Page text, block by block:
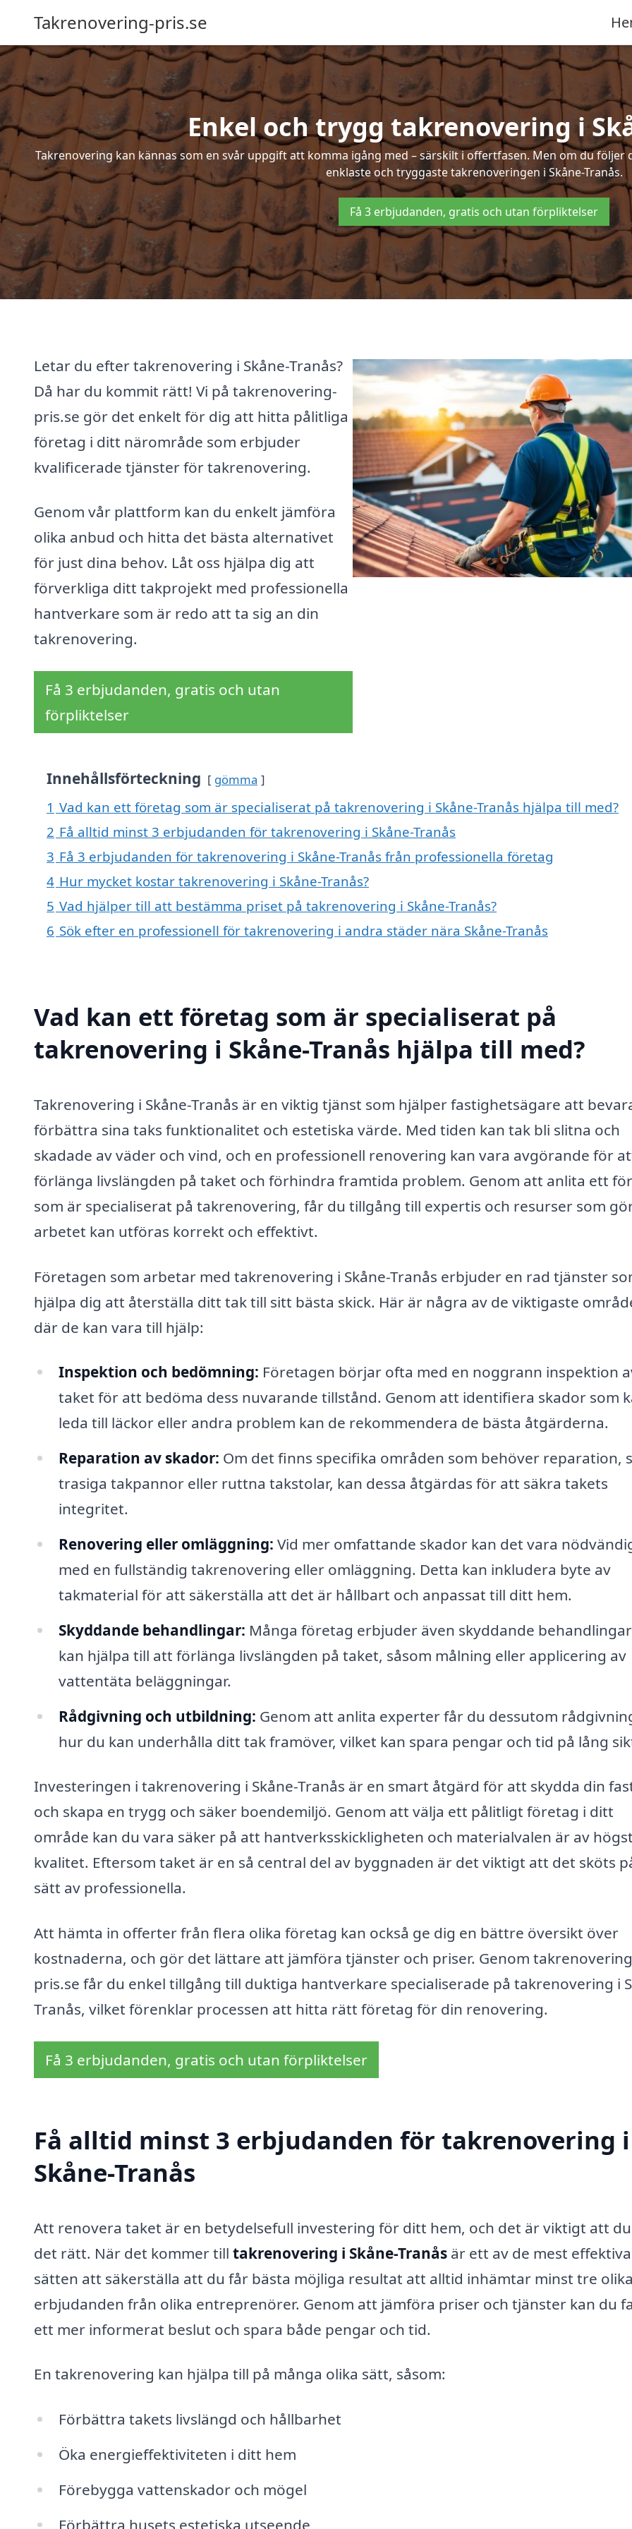
Takrenovering-pris.se
Enkel och trygg takrenovering i
Takrenovering kan kännas som en svår uppgift att komma igång med – särskilt i offertfasen. Men om du
enklaste och tryggaste takrenoveringen i Skåne-Tranås.
Få 3 erbjudanden, gratis och utan förpliktelser
Letar du efter takrenovering i Skåne-Tranås?
Då har du kommit rätt! Vi på takrenovering-
pris.se gör det enkelt för dig att hitta pålitliga
företag i ditt närområde som erbjuder
kvalificerade tjänster för takrenovering.
Genom vår plattform kan du enkelt jämföra
olika anbud och hitta det bästa alternativet
för just dina behov. Låt oss hjälpa dig att
förverkliga ditt takprojekt med professionella
hantverkare som är redo att ta sig an din
takrenovering.
Få 3 erbjudanden, gratis och utan
förpliktelser
Innehållsförteckning gömma
1 Vad kan ett företag som är specialiserat på takrenovering i Skåne-Tranås hjälpa till med?
2 Få alltid minst 3 erbjudanden för takrenovering i Skåne-Tranås
3 Få 3 erbjudanden för takrenovering i Skåne-Tranås från professionella företag
4 Hur mycket kostar takrenovering i Skåne-Tranås?
5 Vad hjälper till att bestämma priset på takrenovering i Skåne-Tranås?
6 Sök efter en professionell för takrenovering i andra städer nära Skåne-Tranås
Vad kan ett företag som är specialiserat på
takrenovering i Skåne-Tranås hjälpa till med?
Takrenovering i Skåne-Tranås är en viktig tjänst som hjälper fastighetsägare att
förbättra sina taks funktionalitet och estetiska värde. Med tiden kan tak bli slitna och
skadade av väder och vind, och en professionell renovering kan vara avgörande för
förlänga livslängden på taket och förhindra framtida problem. Genom att anlita ett
som är specialiserat på takrenovering, får du tillgång till expertis och resurser som
arbetet kan utföras korrekt och effektivt.
Företagen som arbetar med takrenovering i Skåne-Tranås erbjuder en rad tjänster
hjälpa dig att återställa ditt tak till sitt bästa skick. Här är några av de viktigaste
där de kan vara till hjälp:
Inspektion och bedömning: Företagen börjar ofta med en noggrann inspektion
taket för att bedöma dess nuvarande tillstånd. Genom att identifiera skador som
leda till läckor eller andra problem kan de rekommendera de bästa åtgärderna.
Reparation av skador: Om det finns specifika områden som behöver reparation,
trasiga takpannor eller ruttna takstolar, kan dessa åtgärdas för att säkra takets
integritet.
Renovering eller omläggning: Vid mer omfattande skador kan det vara
med en fullständig takrenovering eller omläggning. Detta kan inkludera byte av
takmaterial för att säkerställa att det är hållbart och anpassat till ditt hem.
Skyddande behandlingar: Många företag erbjuder även skyddande
kan hjälpa till att förlänga livslängden på taket, såsom målning eller applicering av
vattentäta beläggningar.
Rådgivning och utbildning: Genom att anlita experter får du dessutom
hur du kan underhålla ditt tak framöver, vilket kan spara pengar och tid på lång
Investeringen i takrenovering i Skåne-Tranås är en smart åtgärd för att skydda din
och skapa en trygg och säker boendemiljö. Genom att välja ett pålitligt företag i ditt
område kan du vara säker på att hantverksskickligheten och materialvalen är av
kvalitet. Eftersom taket är en så central del av byggnaden är det viktigt att det sköts
sätt av professionella.
Att hämta in offerter från flera olika företag kan också ge dig en bättre översikt över
kostnaderna, och gör det lättare att jämföra tjänster och priser. Genom
pris.se får du enkel tillgång till duktiga hantverkare specialiserade på takrenovering i
Tranås, vilket förenklar processen att hitta rätt företag för din renovering.
Få 3 erbjudanden, gratis och utan förpliktelser
Få alltid minst 3 erbjudanden för takrenovering i
Skåne-Tranås
Att renovera taket är en betydelsefull investering för ditt hem, och det är viktigt att
det rätt. När det kommer till takrenovering i Skåne-Tranås är ett av de mest effektiva
sätten att säkerställa att du får bästa möjliga resultat att alltid inhämtar minst tre olika
erbjudanden från olika entreprenörer. Genom att jämföra priser och tjänster kan du
ett mer informerat beslut och spara både pengar och tid.
En takrenovering kan hjälpa till på många olika sätt, såsom:
Förbättra takets livslängd och hållbarhet
Öka energieffektiviteten i ditt hem
Förebygga vattenskador och mögel
Förbättra husets estetiska utseende